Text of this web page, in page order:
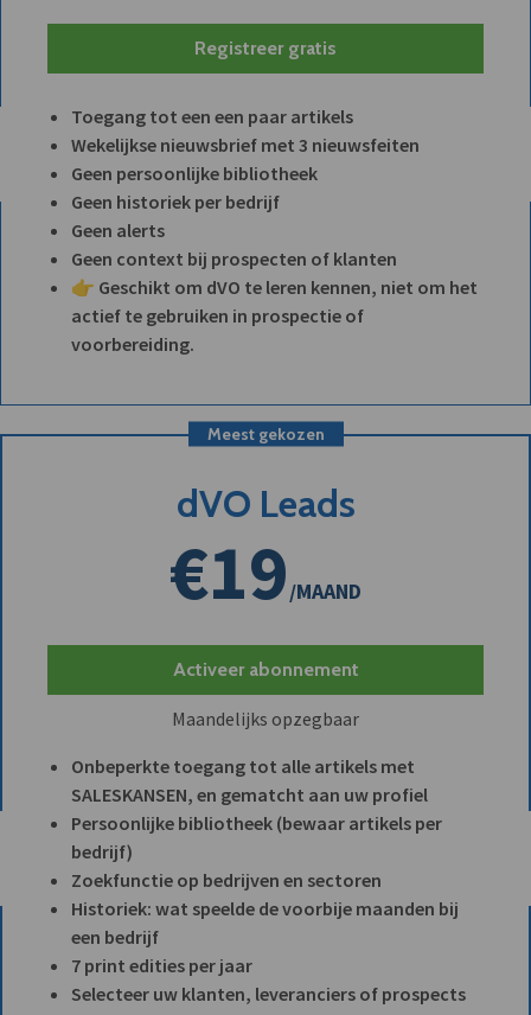
Registreer gratis
Toegang tot een een paar artikels
Wekelijkse nieuwsbrief met 3 nieuwsfeiten
Geen persoonlijke bibliotheek
Geen historiek per bedrijf
Geen alerts
Geen context bij prospecten of klanten
👉 Geschikt om dVO te leren kennen, niet om het
actief te gebruiken in prospectie of
voorbereiding.
Meest gekozen
dVO Leads
€19/MAAND
Activeer abonnement
Maandelijks opzegbaar
Onbeperkte toegang tot alle artikels met
SALESKANSEN, en gematcht aan uw profiel
Persoonlijke bibliotheek (bewaar artikels per
bedrijf)
Zoekfunctie op bedrijven en sectoren
Historiek: wat speelde de voorbije maanden bij
een bedrijf
7 print edities per jaar
Selecteer uw klanten, leveranciers of prospects